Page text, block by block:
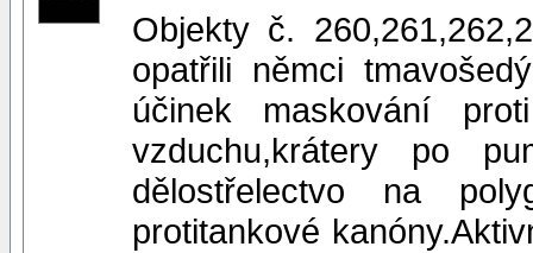
Objekty č.
opatřili němci
účinek maskování
vzduchu,krátery po
dělostřelectvo na
protitankové